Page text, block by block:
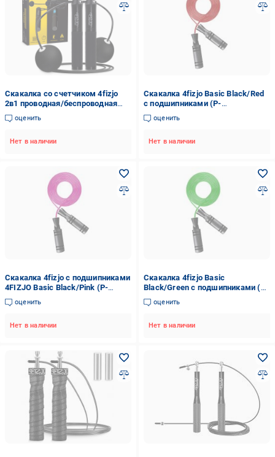
Скакалка со счетчиком 4fizjo
2в1 проводная/беспроводная
Black (P-5905973402200)
оценить
Нет в наличии
Скакалка 4fizjo Basic Black/Red
с подшипниками (P-
5907739313133)
оценить
Нет в наличии
Скакалка 4fizjo с подшипниками
4FIZJO Basic Black/Pink (P-
5907739313140)
оценить
Нет в наличии
Скакалка 4fizjo Basic
Black/Green с подшипниками (P-
5907739313157)
оценить
Нет в наличии